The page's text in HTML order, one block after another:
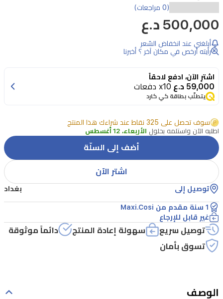
(0 مراجعات)
500,000 د.ع
أبلغني عند انخفاض السّعر
رأيته أرخص في مكان آخر ؟ أخبرنا
اشترِ الآن، ادفع لاحقاً
59,000 د.ع x10 دفعات
يتطلّب بطاقة كي كارد
سوف تحصل على 325 نقاط عند شراءك هذا المنتج
اطلبه الآن واستلمه بحلول الأربعاء، 12 أغسطس
أضف إلى السلّة
اشتر الآن
توصيل إلى بغداد
1 سنة مقدم من Maxi.Cosi
غير قابل للإرجاع
توصيل سريع سهولة إعادة المنتج
دائماً موثوقة
تسوق بأمان
الوصف